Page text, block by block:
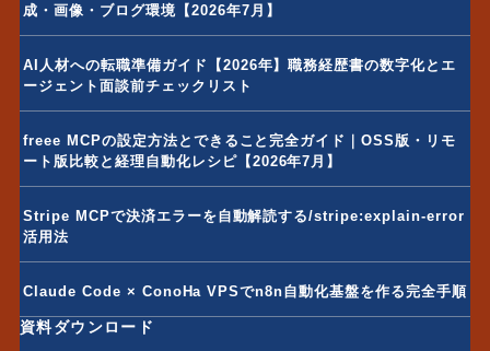
成・画像・ブログ環境【2026年7月】
AI人材への転職準備ガイド【2026年】職務経歴書の数字化とエ
ージェント面談前チェックリスト
freee MCPの設定方法とできること完全ガイド｜OSS版・リモ
ート版比較と経理自動化レシピ【2026年7月】
Stripe MCPで決済エラーを自動解読する/stripe:explain-error
活用法
Claude Code × ConoHa VPSでn8n自動化基盤を作る完全手順
資料ダウンロード